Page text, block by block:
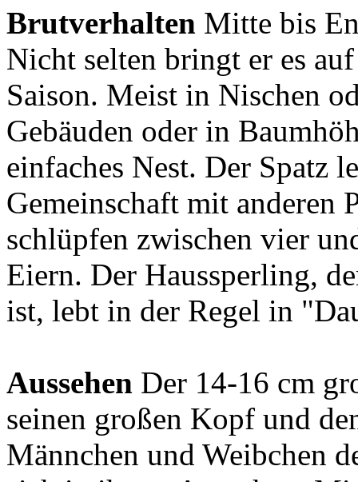
Brutverhalten Mitte bis
Nicht selten bringt er es
Saison. Meist in Nischen
Gebäuden oder in
einfaches Nest. Der Spatz
Gemeinschaft mit anderen
schlüpfen zwischen vier
Eiern. Der Haussperling,
ist, lebt in der Regel in
Aussehen Der 14-16 cm
seinen großen Kopf und
Männchen und Weibchen